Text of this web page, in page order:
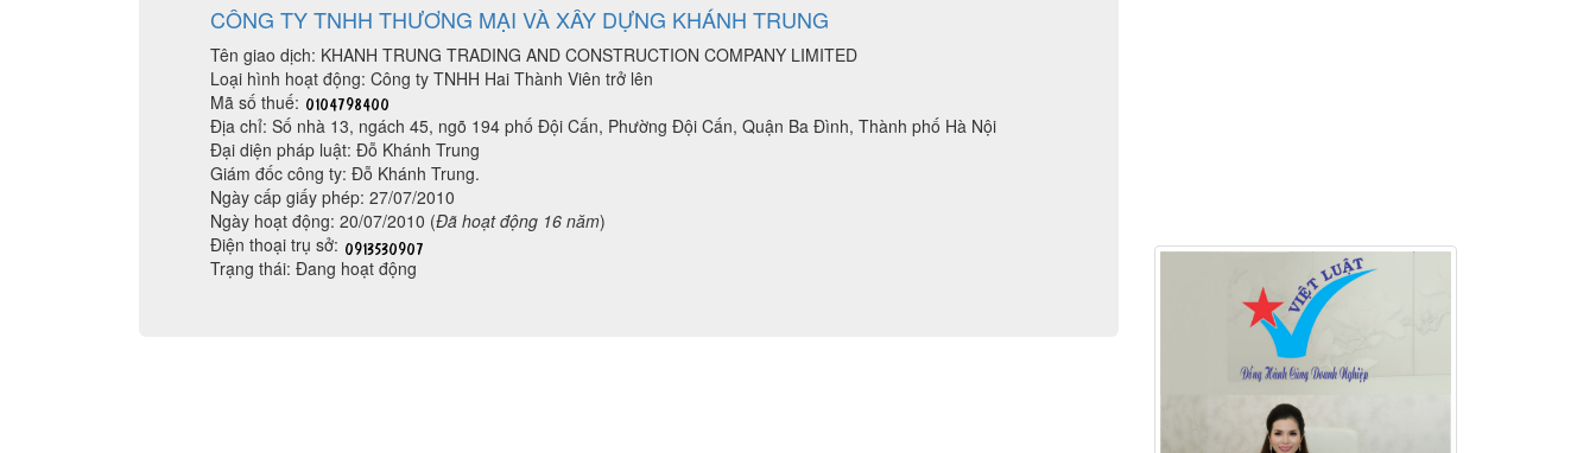
CÔNG TY TNHH THƯƠNG MẠI VÀ XÂY DỰNG KHÁNH TRUNG
Tên giao dịch: KHANH TRUNG TRADING AND CONSTRUCTION COMPANY LIMITED
Loại hình hoạt động: Công ty TNHH Hai Thành Viên trở lên
Mã số thuế:
Địa chỉ: Số nhà 13, ngách 45, ngõ 194 phố Đội Cấn, Phường Đội Cấn, Quận Ba Đình, Thành phố Hà Nội
Đại diện pháp luật: Đỗ Khánh Trung
Giám đốc công ty: Đỗ Khánh Trung.
Ngày cấp giấy phép: 27/07/2010
Ngày hoạt động: 20/07/2010 (Đã hoạt động 16 năm)
Điện thoại trụ sở:
Trạng thái: Đang hoạt động